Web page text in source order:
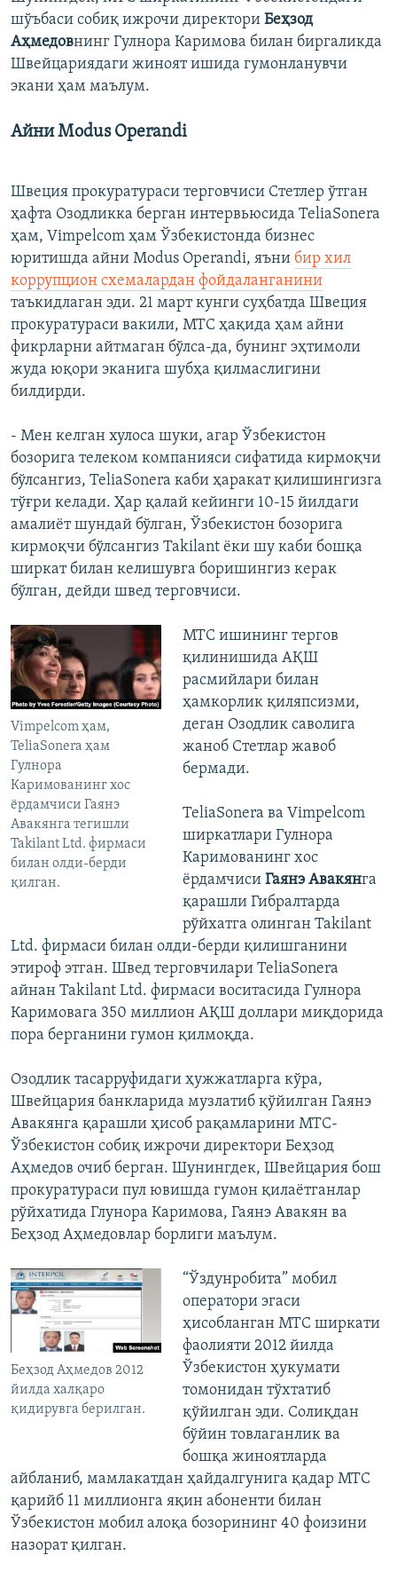
шўъбаси собиқ ижрочи директори Беҳзод
Аҳмедовнинг Гулнора Каримова билан биргаликда
Швейцариядаги жиноят ишида гумонланувчи
экани ҳам маълум.
Айни Modus Operandi
Швеция прокуратураси терговчиси Стетлер ўтган
ҳафта Озодликка берган интервьюсида TeliaSonera
ҳам, Vimpelcom ҳам Ўзбекистонда бизнес
юритишда айни Modus Operandi, яъни бир хил
коррупцион схемалардан фойдаланганини
таъкидлаган эди. 21 март кунги суҳбатда Швеция
прокуратураси вакили, МТС ҳақида ҳам айни
фикрларни айтмаган бўлса-да, бунинг эҳтимоли
жуда юқори эканига шубҳа қилмаслигини
билдирди.
- Мен келган хулоса шуки, агар Ўзбекистон
бозорига телеком компанияси сифатида кирмоқчи
бўлсангиз, TeliaSonera каби ҳаракат қилишингизга
тўғри келади. Ҳар қалай кейинги 10-15 йилдаги
амалиёт шундай бўлган, Ўзбекистон бозорига
кирмоқчи бўлсангиз Takilant ёки шу каби бошқа
ширкат билан келишувга боришингиз керак
бўлган, дейди швед терговчиси.
Vimpelcom ҳам,
TeliaSonera ҳам
Гулнора
Каримованинг хос
ёрдамчиси Гаянэ
Авакянга тегишли
Takilant Ltd. фирмаси
билан олди-берди
қилган.
МТС ишининг тергов
қилинишида АҚШ
расмийлари билан
ҳамкорлик қиляпсизми,
деган Озодлик саволига
жаноб Стетлар жавоб
бермади.
TeliaSonera ва Vimpelcom
ширкатлари Гулнора
Каримованинг хос
ёрдамчиси Гаянэ Авакянга
қарашли Гибралтарда
рўйхатга олинган Takilant
Ltd. фирмаси билан олди-берди қилишганини
этироф этган. Швед терговчилари TeliaSonera
айнан Takilant Ltd. фирмаси воситасида Гулнора
Каримовага 350 миллион АҚШ доллари миқдорида
пора берганини гумон қилмоқда.
Озодлик тасарруфидаги ҳужжатларга кўра,
Швейцария банкларида музлатиб қўйилган Гаянэ
Авакянга қарашли ҳисоб рақамларини МТС-
Ўзбекистон собиқ ижрочи директори Беҳзод
Аҳмедов очиб берган. Шунингдек, Швейцария бош
прокуратураси пул ювишда гумон қилаётганлар
рўйхатида Глунора Каримова, Гаянэ Авакян ва
Беҳзод Аҳмедовлар борлиги маълум.
Беҳзод Аҳмедов 2012
йилда халқаро
қидирувга берилган.
“Ўздунробита” мобил
оператори эгаси
ҳисобланган МТС ширкати
фаолияти 2012 йилда
Ўзбекистон ҳукумати
томонидан тўхтатиб
қўйилган эди. Солиқдан
бўйин товлаганлик ва
бошқа жиноятларда
айбланиб, мамлакатдан ҳайдалгунига қадар МТС
қарийб 11 миллионга яқин абоненти билан
Ўзбекистон мобил алоқа бозорининг 40 фоизини
назорат қилган.